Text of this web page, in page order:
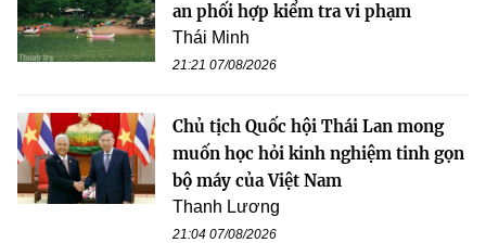
an phối hợp kiểm tra vi phạm
Thái Minh
21:21 07/08/2026
Chủ tịch Quốc hội Thái Lan mong
muốn học hỏi kinh nghiệm tinh gọn
bộ máy của Việt Nam
Thanh Lương
21:04 07/08/2026